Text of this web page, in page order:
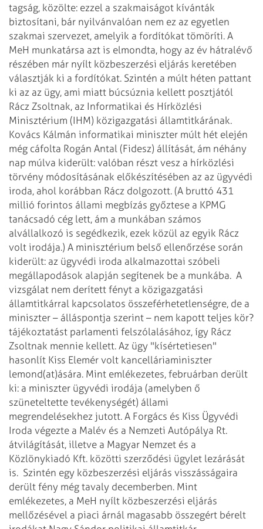
tagság, közölte: ezzel a szakmaiságot kívánták
biztosítani, bár nyilvánvalóan nem ez az egyetlen
szakmai szervezet, amelyik a fordítókat tömöríti. A
MeH munkatársa azt is elmondta, hogy az év hátralévő
részében már nyílt közbeszerzési eljárás keretében
választják ki a fordítókat. Szintén a múlt héten pattant
ki az az ügy, ami miatt búcsúznia kellett posztjától
Rácz Zsoltnak, az Informatikai és Hírközlési
Minisztérium (IHM) közigazgatási államtitkárának.
Kovács Kálmán informatikai miniszter múlt hét elején
még cáfolta Rogán Antal (Fidesz) állítását, ám néhány
nap múlva kiderült: valóban részt vesz a hírközlési
törvény módosításának előkészítésében az az ügyvédi
iroda, ahol korábban Rácz dolgozott. (A bruttó 431
millió forintos állami megbízás győztese a KPMG
tanácsadó cég lett, ám a munkában számos
alvállalkozó is segédkezik, ezek közül az egyik Rácz
volt irodája.) A minisztérium belső ellenőrzése során
kiderült: az ügyvédi iroda alkalmazottai szóbeli
megállapodások alapján segítenek be a munkába. A
vizsgálat nem derített fényt a közigazgatási
államtitkárral kapcsolatos összeférhetetlenségre, de a
miniszter – álláspontja szerint – nem kapott teljes kör?
tájékoztatást parlamenti felszólalásához, így Rácz
Zsoltnak mennie kellett. Az ügy "kísértetiesen"
hasonlít Kiss Elemér volt kancelláriaminiszter
lemond(at)ására. Mint emlékezetes, februárban derült
ki: a miniszter ügyvédi irodája (amelyben ő
szüneteltette tevékenységét) állami
megrendelésekhez jutott. A Forgács és Kiss Ügyvédi
Iroda végezte a Malév és a Nemzeti Autópálya Rt.
átvilágítását, illetve a Magyar Nemzet és a
Közlönykiadó Kft. közötti szerződési ügylet lezárását
is. Szintén egy közbeszerzési eljárás visszásságaira
derült fény még tavaly decemberben. Mint
emlékezetes, a MeH nyílt közbeszerzési eljárás
mellőzésével a piaci árnál magasabb összegért bérelt